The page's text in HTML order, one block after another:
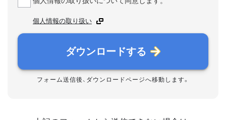
個人情報の取り扱い
ダウンロードする
フォーム送信後、ダウンロードページへ移動します。